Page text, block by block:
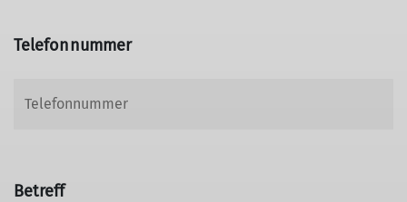
Telefonnummer
Betreff